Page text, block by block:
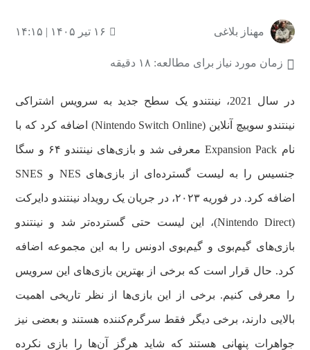
مهناز بلاغی ۱۶ تیر ۱۴۰۵ | ۱۴:۱۵
زمان مورد نیاز برای مطالعه: ۱۸ دقیقه
در سال 2021، نینتندو یک سطح جدید به سرویس اشتراکی
نینتندو سوییچ آنلاین (Nintendo Switch Online) اضافه کرد که با
نام Expansion Pack معرفی شد و بازی‌های نینتندو ۶۴ و سگا
جنسیس را به لیست گسترده‌ای از بازی‌های NES و SNES
اضافه کرد. در فوریه ۲۰۲۳، در جریان یک رویداد نینتندو دایرکت
(Nintendo Direct)، این لیست حتی گسترده‌تر شد و نینتندو
بازی‌های گیم‌بوی و گیم‌بوی ادونس را به این مجموعه اضافه
کرد. حال قرار است که برخی از بهترین بازی‌های این سرویس
را معرفی کنیم. برخی از این بازی‌ها از نظر تاریخی اهمیت
بالایی دارند، برخی دیگر فقط سرگرم‌کننده هستند و بعضی نیز
جواهرات پنهانی هستند که شاید هرگز آن‌ها را بازی نکرده